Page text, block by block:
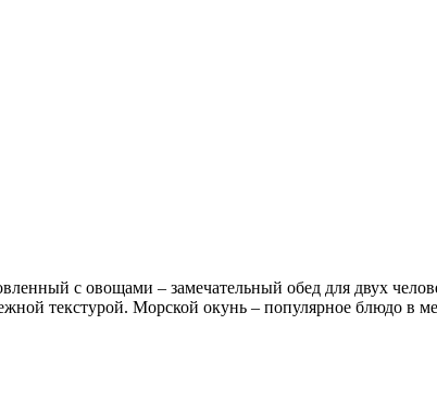
с овощами – замечательный обед для двух
текстурой. Морской окунь – популярное блюдо в